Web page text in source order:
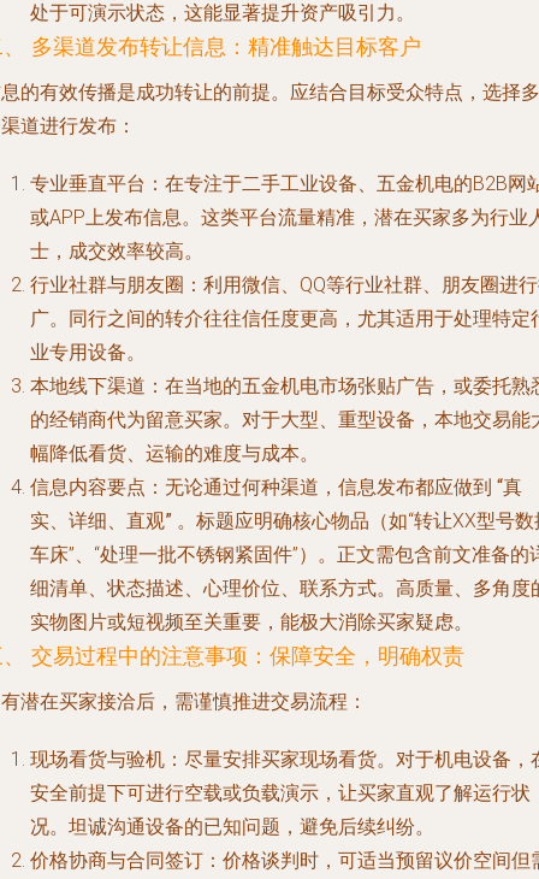
处于可演示状态，这能显著提升资产吸引力。
多渠道发布转让信息：精准触达目标客户
的有效传播是成功转让的前提。应结合目标受众特点，选择多
道进行发布：
专业垂直平台 ：在专注于二手工业设备、五金机电的B2B网
或APP上发布信息。这类平台流量精准，潜在买家多为行业
士，成交效率较高。
行业社群与朋友圈 ：利用微信、QQ等行业社群、朋友圈进
广。同行之间的转介往往信任度更高，尤其适用于处理特定
业专用设备。
本地线下渠道 ：在当地的五金机电市场张贴广告，或委托熟
的经销商代为留意买家。对于大型、重型设备，本地交易能
幅降低看货、运输的难度与成本。
信息内容要点 ：无论通过何种渠道，信息发布都应做到 “真
实、详细、直观” 。标题应明确核心物品（如“转让XX型号数
车床”、“处理一批不锈钢紧固件”）。正文需包含前文准备的
细清单、状态描述、心理价位、联系方式。 高质量、多角度
实物图片或短视频至关重要，能极大消除买家疑虑。
交易过程中的注意事项：保障安全，明确权责
潜在买家接洽后，需谨慎推进交易流程：
现场看货与验机 ：尽量安排买家现场看货。对于机电设备，
安全前提下可进行空载或负载演示，让买家直观了解运行状
况。坦诚沟通设备的已知问题，避免后续纠纷。
价格协商与合同签订 ：价格谈判时，可适当预留议价空间但